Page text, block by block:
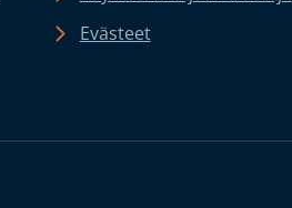
Evästeet